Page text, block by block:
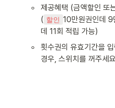
◦
제공혜택 (금액할인 또
( 할인 10만원권인데
데 11회 적립 가능)
◦
횟수권의 유효기간을
경우, 스위치를 꺼주세